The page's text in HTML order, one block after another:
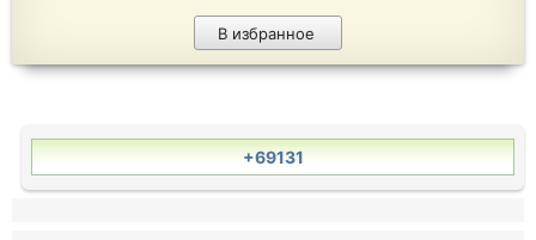
В избранное
+69131